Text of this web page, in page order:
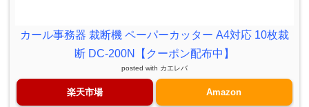
カール事務器 裁断機 ペーパーカッター A4対応 10枚裁
断 DC-200N【クーポン配布中】
posted with カエレバ
楽天市場 Amazon